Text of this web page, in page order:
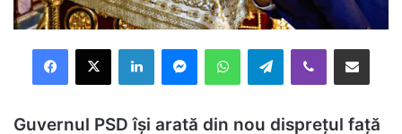
Facebook
X LinkedInMessengerWhatsAppTelegramViber Distribuie prin mail
Guvernul PSD își arată din nou disprețul față